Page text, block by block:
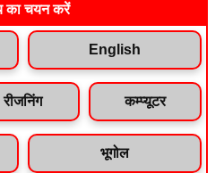
का चयन करें
English
रीजनिंग कम्प्यूटर
भूगोल